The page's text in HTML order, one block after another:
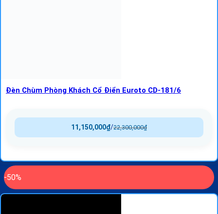
Đèn Chùm Phòng Khách Cổ Điển Euroto CD-181/6
22,300,000₫
/
11,150,000₫
-50%